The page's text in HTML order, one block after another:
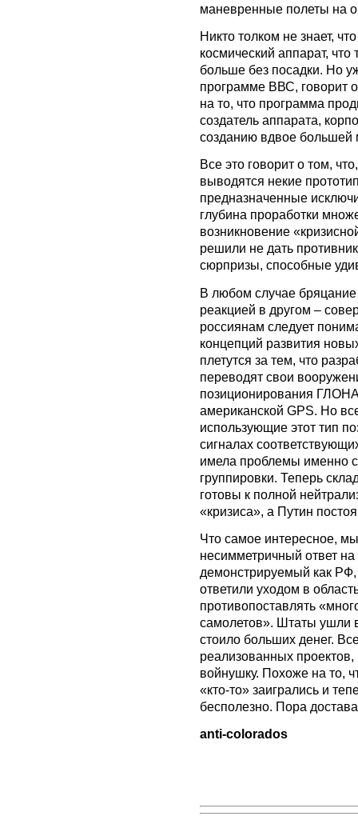
маневренные полеты на
Никто толком не знает,
космический аппарат, что
больше без посадки. Но
программе ВВС, говорит
на то, что программа
создатель аппарата,
созданию вдвое
Все это говорит о том,
выводятся некие
предназначенные
глубина проработки
возникновение
решили не дать
сюрпризы, способные
В любом случае
реакцией в другом –
россиянам следует
концепций развития
плетутся за тем, что
переводят свои
позиционирования
американской GPS. Но
использующие этот тип
сигналах
имела проблемы именно с
группировки. Теперь
готовы к полной
«кризиса», а Путин
Что самое интересное,
несимметричный ответ на
демонстрируемый как
ответили уходом в
противопоставлять
самолетов». Штаты ушли
стоило больших денег.
реализованных проектов,
войнушку. Похоже на то,
«кто-то» заигрались и
бесполезно. Пора
anti-colorados